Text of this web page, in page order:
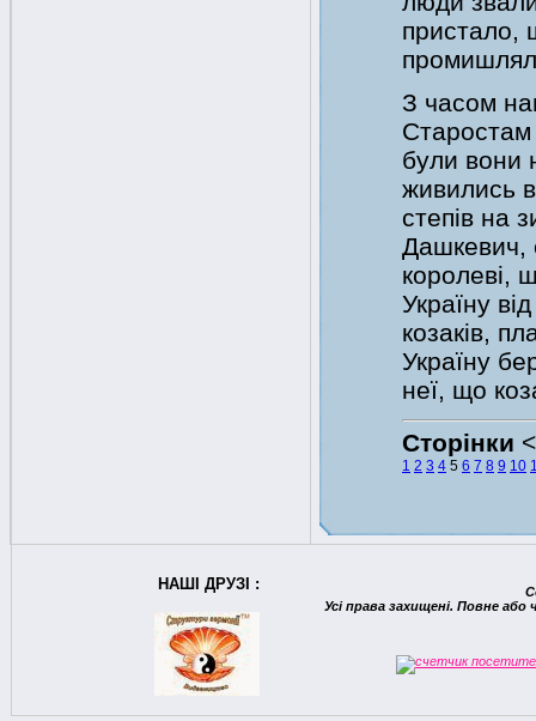
пристало,
З часом
Старостам
були вони
живились
степів на
Дашкевич,
королеві,
Україну
козаків,
Україну
неї, що
Сторінки
1 2 3 4 5 6 7 8 9 10
НАШІ ДРУЗІ :
Усі права захищені. Повне